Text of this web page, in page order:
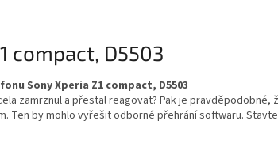
compact, D5503
Sony Xperia Z1 compact, D5503
zamrznul a přestal reagovat? Pak je pravděpodobné,
Ten by mohlo vyřešit odborné přehrání softwaru.